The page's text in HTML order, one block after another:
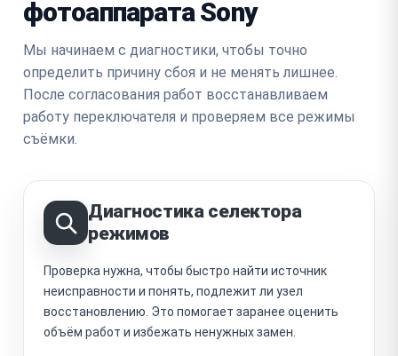
фотоаппарата Sony
Мы начинаем с диагностики, чтобы точно
определить причину сбоя и не менять лишнее.
После согласования работ восстанавливаем
работу переключателя и проверяем все режимы
съёмки.
Диагностика селектора
режимов
Проверка нужна, чтобы быстро найти источник
неисправности и понять, подлежит ли узел
восстановлению. Это помогает заранее оценить
объём работ и избежать ненужных замен.